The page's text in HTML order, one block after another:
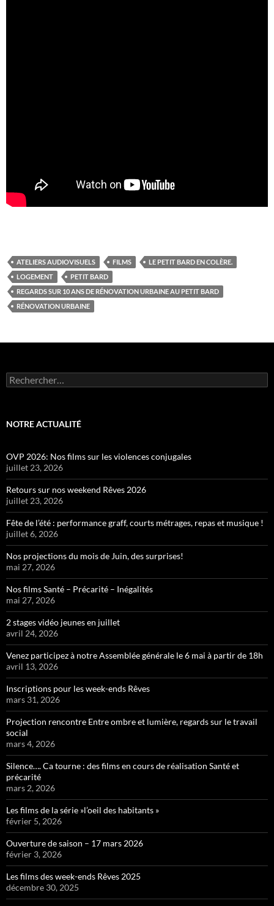
ATELIERS AUDIOVISUELS FILMS
LE PETIT BARD EN COLÈRE.
LOGEMENT
PETIT BARD
REGARDS SUR 10 ANS DE RÉNOVATION URBAINE AU PETIT BARD
RÉNOVATION URBAINE
Rechercher :
NOTRE ACTUALITÉ
OVP 2026: Nos films sur les violences conjugales
juillet 23, 2026
Retours sur nos weekend Rêves 2026
juillet 23, 2026
Fête de l’été : performance graff, courts métrages, repas et musique !
juillet 6, 2026
Nos projections du mois de Juin, des surprises!
mai 27, 2026
Nos films Santé – Précarité – Inégalités
mai 27, 2026
2 stages vidéo jeunes en juillet
avril 24, 2026
Venez participez à notre Assemblée générale le 6 mai à partir de 18h
avril 13, 2026
Inscriptions pour les week-ends Rêves
mars 31, 2026
Projection rencontre Entre ombre et lumière, regards sur le travail
social
mars 4, 2026
Silence…. Ca tourne : des films en cours de réalisation Santé et
précarité
mars 2, 2026
Les films de la série »l’oeil des habitants »
février 5, 2026
Ouverture de saison – 17 mars 2026
février 3, 2026
Les films des week-ends Rêves 2025
décembre 30, 2025